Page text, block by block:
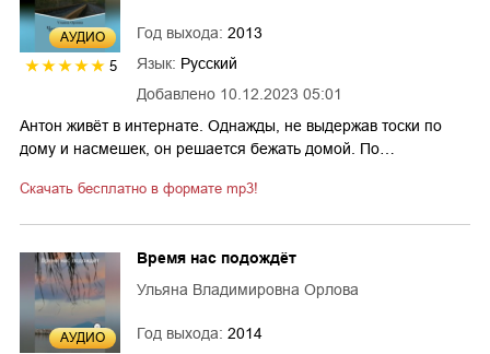
AУДИО
5
Добавлено 10.12.2023 05:01
Год выхода: 2013
Язык: Русский
Антон живёт в интернате. Однажды, не выдержав тоски по
дому и насмешек, он решается бежать домой. По…
Скачать бесплатно в формате mp3!
AУДИО
Время нас подождёт
Ульяна Владимировна Орлова
Год выхода: 2014